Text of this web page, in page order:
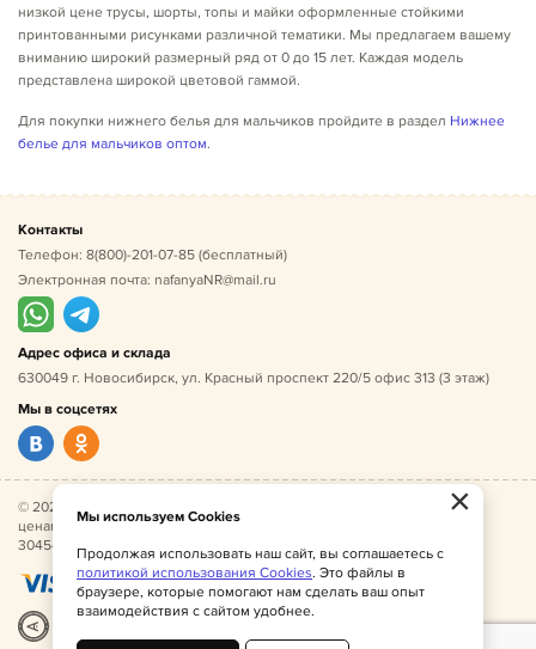
низкой цене трусы, шорты, топы и майки оформленные стойкими
принтованными рисунками различной тематики. Мы предлагаем вашему
вниманию широкий размерный ряд от 0 до 15 лет. Каждая модель
представлена широкой цветовой гаммой.
Для покупки нижнего белья для мальчиков пройдите в раздел Нижнее
белье для мальчиков оптом.
Контакты
Телефон: 8(800)-201-07-85 (бесплатный)
Электронная почта: nafanyaNR@mail.ru
Адрес офиса и склада
630049 г. Новосибирск, ул. Красный проспект 220/5 офис 313 (3 этаж)
Мы в соцсетях
© 2026 Нафаня — оптовые поставки детской одежды по
ценам производителя. ИНН 541005493544, ОГРН
304541027500052.
×
Мы используем Cookies
Продолжая использовать наш сайт, вы соглашаетесь с
политикой использования Cookies. Это файлы в
браузере, которые помогают нам сделать ваш опыт
взаимодействия с сайтом удобнее.